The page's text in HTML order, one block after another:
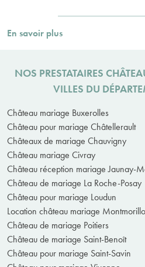
En savoir plus
NOS PRESTATAIRES
VILLES DU
Château mariage Buxerolles
Château pour mariage Châtellerault
Châteaux de mariage Chauvigny
Château mariage Civray
Château réception mariage Jaunay-
Château de mariage La Roche-Posay
Château pour mariage Loudun
Location château mariage
Château de mariage Poitiers
Château de mariage Saint-Benoît
Château pour mariage Saint-Savin